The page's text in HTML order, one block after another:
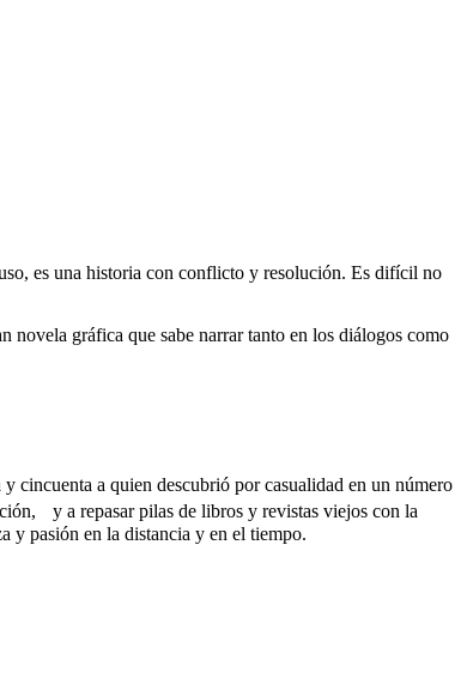
es una historia con conflicto y resolución. Es difícil no
novela gráfica que sabe narrar tanto en los diálogos como
a quien descubrió por casualidad en un número
y a repasar pilas de libros y revistas viejos con la
y pasión en la distancia y en el tiempo.